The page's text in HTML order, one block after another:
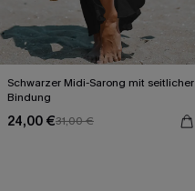
Schwarzer Midi-Sarong mit seitlicher
Bindung
24,00 €31,00 €